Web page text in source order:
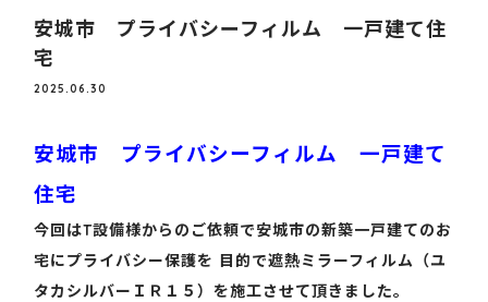
安城市 プライバシーフィルム 一戸建て住
宅
2025.06.30
安城市 プライバシーフィルム 一戸建て
住宅
今回はT設備様からのご依頼で安城市の新築一戸建てのお
宅にプライバシー保護を 目的で遮熱ミラーフィルム（ユ
タカシルバーＩＲ１５）を施工させて頂きました。